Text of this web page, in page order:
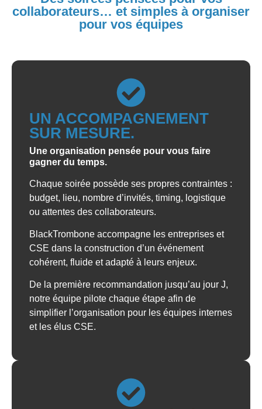
collaborateurs… et simples à organiser
pour vos équipes
UN ACCOMPAGNEMENT
SUR MESURE.
Une organisation pensée pour vous faire
gagner du temps.
Chaque soirée possède ses propres contraintes :
budget, lieu, nombre d’invités, timing, logistique
ou attentes des collaborateurs.
BlackTrombone accompagne les entreprises et
CSE dans la construction d’un événement
cohérent, fluide et adapté à leurs enjeux.
De la première recommandation jusqu’au jour J,
notre équipe pilote chaque étape afin de
simplifier l’organisation pour les équipes internes
et les élus CSE.